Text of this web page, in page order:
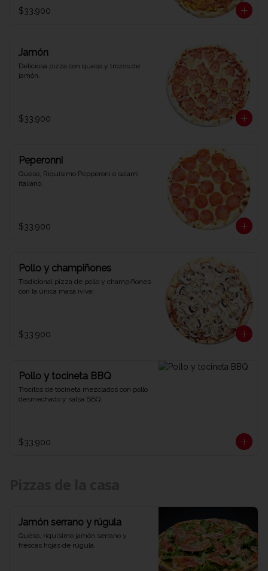
$33.900
Jamón
Deliciosa pizza con queso y trozos de
jamón.
$33.900
Peperonni
Queso, Riquísimo Pepperoni o salami
italiano.
$33.900
Pollo y champiñones
Tradicional pizza de pollo y champiñones
con la única masa ¡viva!.
$33.900
Pollo y tocineta BBQ
Trocitos de tocineta mezclados con pollo
desmechado y salsa BBQ.
$33.900
Jamón serrano y rúgula
Queso, riquísimo jamón serrano y
frescas hojas de rúgula.